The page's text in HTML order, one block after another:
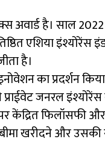
अवार्ड है। साल
एशिया इंश्योरेंस
है।
का प्रदर्शन
जनरल
केंद्रित फिलॉसफी
खरीदने और